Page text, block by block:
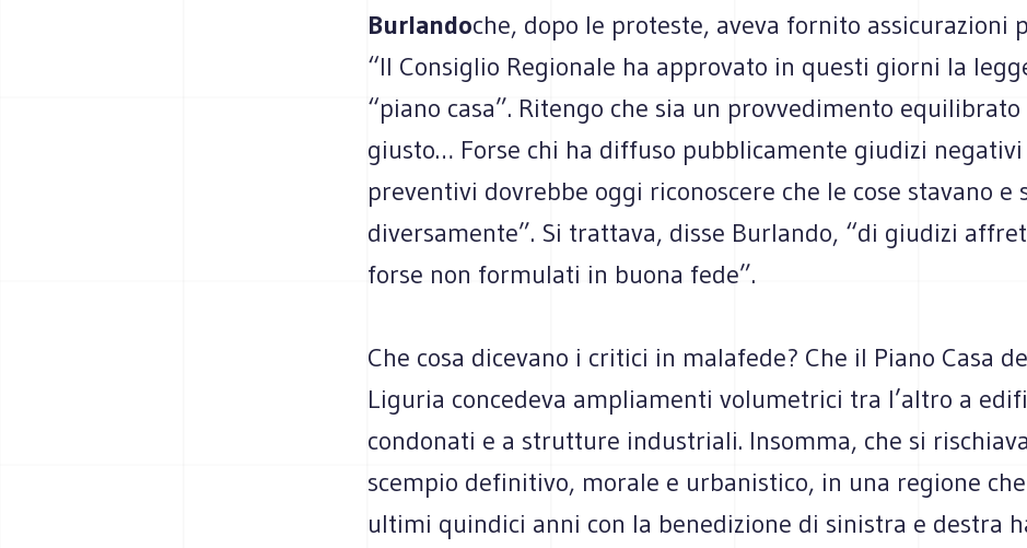
Burlandoche, dopo le proteste, aveva fornito assicurazioni
“Il Consiglio Regionale ha approvato in questi giorni la
“piano casa”. Ritengo che sia un provvedimento equilibrato
giusto… Forse chi ha diffuso pubblicamente giudizi negativi
preventivi dovrebbe oggi riconoscere che le cose stavano e
diversamente”. Si trattava, disse Burlando, “di giudizi
forse non formulati in buona fede”.
Che cosa dicevano i critici in malafede? Che il Piano Casa
Liguria concedeva ampliamenti volumetrici tra l’altro a
condonati e a strutture industriali. Insomma, che si
scempio definitivo, morale e urbanistico, in una regione
ultimi quindici anni con la benedizione di sinistra e destra